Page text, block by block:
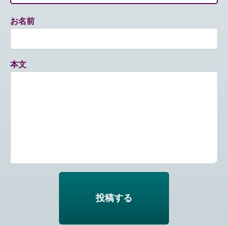
お名前
本文